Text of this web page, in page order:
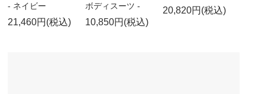
- ネイビー
21,460円(税込)
ボディスーツ -
10,850円(税込)
20,820円(税込)